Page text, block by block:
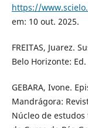
https://
em: 10 out. 2025.
FREITAS, Juarez.
Belo Horizonte:
GEBARA, Ivone.
Mandrágora:
Núcleo de